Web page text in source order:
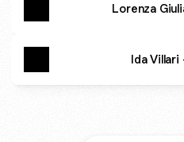
Lorenza
Ida Villari